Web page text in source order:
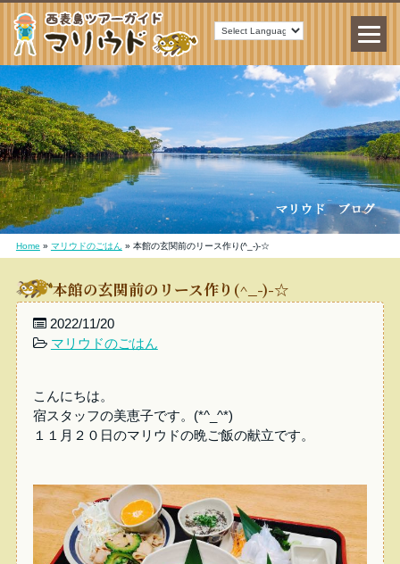
Home » マリウドのごはん » 本館の玄関前のリース作り(^_-)-☆
本館の玄関前のリース作り(^_-)-☆
2022/11/20
マリウドのごはん
こんにちは。
宿スタッフの美恵子です。(*^_^*)
１１月２０日のマリウドの晩ご飯の献立です。